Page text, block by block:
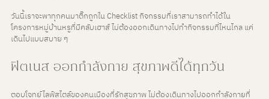
วันนี้เราจะพาทุกคนมาติ๊กถูกใน Checklist กิจกรรมที่เราสามารถทำได้ใน
โครงการหมู่บ้านหรูที่มีคลับเฮาส์ ไม่ต้องออกเดินทางไปทำกิจกรรมที่ไหนไกล แค่
เดินไปแบบสบาย ๆ
ฟิตเนส ออกกำลังกาย สุขภาพดีได้ทุกวัน
ตอบโจทย์ไลฟ์สไตล์ของคนเมืองที่รักสุขภาพ ไม่ต้องเดินทางไปออกกำลังกายที่